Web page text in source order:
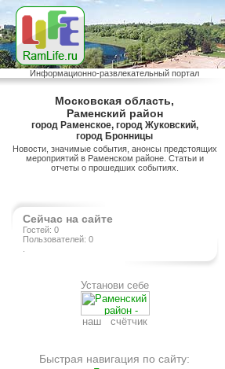
Информационно-развлекательный портал
Московская область,
Раменский район
город Раменское, город Жуковский,
город Бронницы
Новости, значимые события, анонсы предстоящих
мероприятий в Раменском районе. Статьи и
отчеты о прошедших событиях.
Сейчас на сайте
Гостей: 0
Пользователей: 0
Установи себе
наш счётчик
Быстрая навигация по сайту: